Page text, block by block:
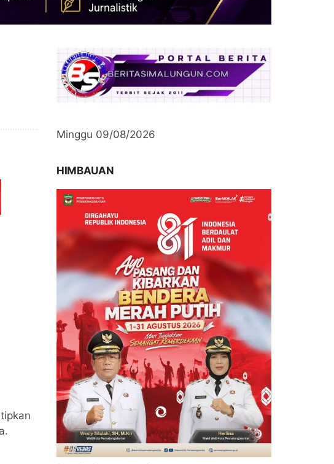
Minggu 09/08/2026
HIMBAUAN